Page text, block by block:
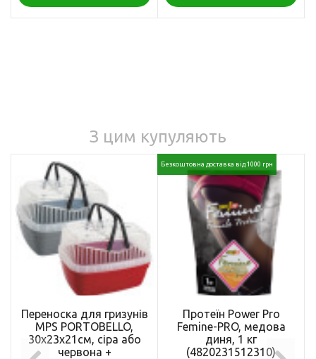
З цим купуляють
Переноска для гризунів
MPS PORTOBELLO,
30x23x21см, сіра або
червона +
Безкоштовна доставка від 1000 грн
Протеїн Power Pro
Femine-PRO, медова
диня, 1 кг
(4820231512310)